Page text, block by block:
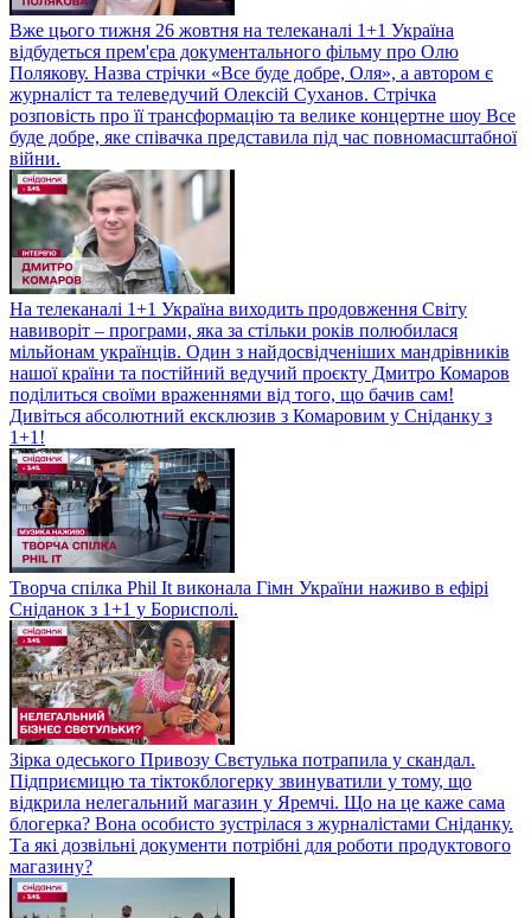
Вже цього тижня 26 жовтня на телеканалі 1+1 Україна
відбудеться прем'єра документального фільму про Олю
Полякову. Назва стрічки «Все буде добре, Оля», а автором є
журналіст та телеведучий Олексій Суханов. Стрічка
розповість про її трансформацію та велике концертне шоу Все
буде добре, яке співачка представила під час повномасштабної
війни.
На телеканалі 1+1 Україна виходить продовження Світу
навиворіт – програми, яка за стільки років полюбилася
мільйонам українців. Один з найдосвідченіших мандрівників
нашої країни та постійний ведучий проєкту Дмитро Комаров
поділиться своїми враженнями від того, що бачив сам!
Дивіться абсолютний ексклюзив з Комаровим у Сніданку з
1+1!
Творча спілка Phil It виконала Гімн України наживо в ефірі
Сніданок з 1+1 у Борисполі.
Зірка одеського Привозу Свєтулька потрапила у скандал.
Підприємицю та тіктокблогерку звинуватили у тому, що
відкрила нелегальний магазин у Яремчі. Що на це каже сама
блогерка? Вона особисто зустрілася з журналістами Сніданку.
Та які дозвільні документи потрібні для роботи продуктового
магазину?